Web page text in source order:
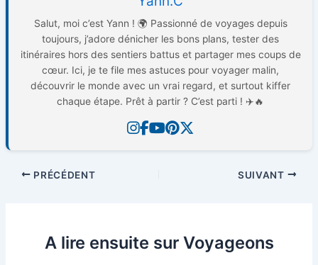
Salut, moi c’est Yann ! 🌍 Passionné de voyages depuis
toujours, j’adore dénicher les bons plans, tester des
itinéraires hors des sentiers battus et partager mes coups de
cœur. Ici, je te file mes astuces pour voyager malin,
découvrir le monde avec un vrai regard, et surtout kiffer
chaque étape. Prêt à partir ? C’est parti ! ✈️🔥
PRÉCÉDENT SUIVANT
A lire ensuite sur Voyageons